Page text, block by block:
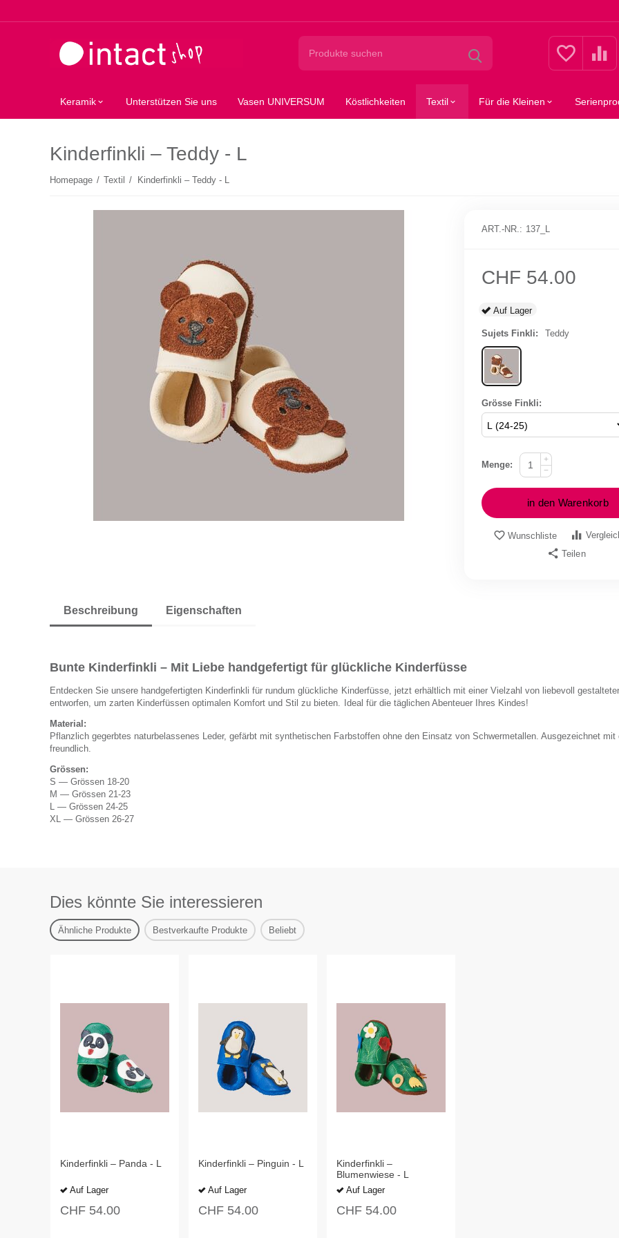
Keramik Unterstützen Sie uns Vasen UNIVERSUM Köstlichkeiten Textil Für die Kleinen
Kinderfinkli – Teddy - L
Homepage / Textil / Kinderfinkli – Teddy - L
ART.-NR.: 137_L
CHF 54.00
Auf Lager
Sujets Finkli: Teddy
Grösse Finkli:
Menge:
+
−
in den Warenkorb
Wunschliste
Teilen
Beschreibung Eigenschaften
Bunte Kinderfinkli – Mit Liebe handgefertigt für glückliche Kinderfüsse
Entdecken Sie unsere handgefertigten Kinderfinkli für rundum glückliche Kinderfüsse, jetzt erhältlich mit einer Vielzahl von liebevoll
entworfen, um zarten Kinderfüssen optimalen Komfort und Stil zu bieten. Ideal für die täglichen Abenteuer Ihres Kindes!
Material:
Pflanzlich gegerbtes naturbelassenes Leder, gefärbt mit synthetischen Farbstoffen ohne den Einsatz von Schwermetallen. Ausgezeichnet
freundlich.
Grössen:
S — Grössen 18-20
M — Grössen 21-23
L — Grössen 24-25
XL — Grössen 26-27
Dies könnte Sie interessieren
Ähnliche Produkte Bestverkaufte Produkte Beliebt
Kinderfinkli – Panda - L
Auf Lager
CHF 54.00
Kinderfinkli – Pinguin - L
Auf Lager
CHF 54.00
Kinderfinkli –
Blumenwiese - L
Auf Lager
CHF 54.00